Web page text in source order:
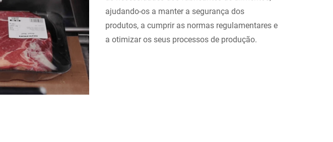
Turquia Ucrânia
ajudando-os a manter a segurança dos
produtos, a cumprir as normas regulamentares e
a otimizar os seus processos de produção.